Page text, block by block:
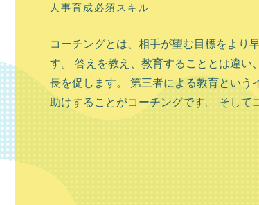
人事育成必須スキル
コーチングとは、相手が望む目標をより
す。 答えを教え、教育することとは違い
長を促します。 第三者による教育という
助けすることがコーチングです。 そして